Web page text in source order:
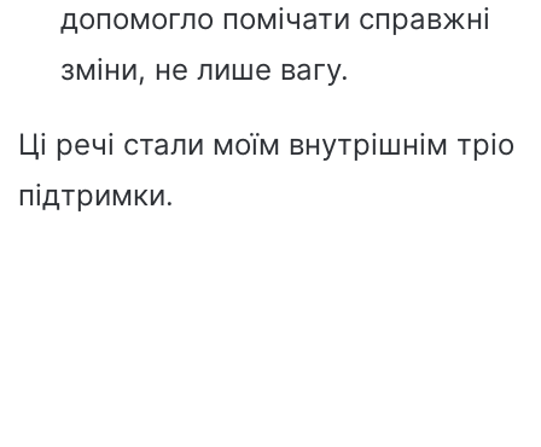
допомогло помічати справжні
зміни, не лише вагу.
Ці речі стали моїм внутрішнім тріо
підтримки.